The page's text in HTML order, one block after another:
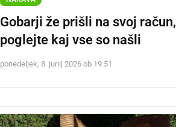
Gobarji že prišli na svoj račun,
poglejte kaj vse so našli
ponedeljek, 8. junij 2026 ob 19:51